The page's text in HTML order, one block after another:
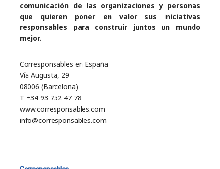
comunicación de las organizaciones y personas
que quieren poner en valor sus iniciativas
responsables para construir juntos un mundo
mejor.
Corresponsables en España
Vía Augusta, 29
08006 (Barcelona)
T +34 93 752 47 78
www.corresponsables.com
info@corresponsables.com